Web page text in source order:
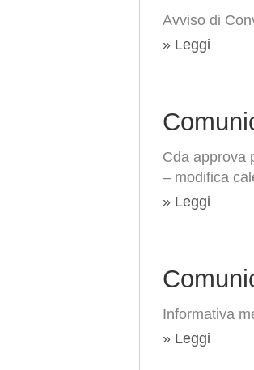
Avviso di
» Leggi
Cda approva
– modifica
» Leggi
Informativa
» Leggi